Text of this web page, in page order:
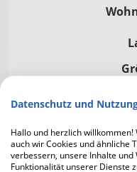
Datenschutz und
Hallo und herzlich
auch wir Cookies und ähnliche
verbessern, unsere Inhalte
Funktionalität unserer Dienste